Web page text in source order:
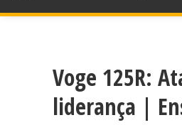
Voge 125R:
liderança |